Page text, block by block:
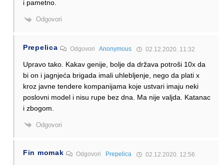
i pametno.
Odgovori
Prepelica OdgovoriAnonymous 02.12.2020. 11:32
Upravo tako. Kakav genije, bolje da država potroši 10x da
bi on i jagnjeća brigada imali uhlebljenje, nego da plati x
kroz javne tendere kompanijama koje ustvari imaju neki
poslovni model i nisu rupe bez dna. Ma nije valjda. Katanac
i zbogom.
Odgovori
Fin momak Odgovori Prepelica 02.12.2020. 12:56